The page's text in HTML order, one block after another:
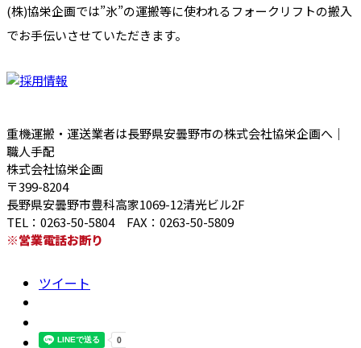
(株)協栄企画では”氷”の運搬等に使われるフォークリフトの搬入
でお手伝いさせていただきます。
重機運搬・運送業者は長野県安曇野市の株式会社協栄企画へ｜
職人手配
株式会社協栄企画
〒399-8204
長野県安曇野市豊科高家1069-12清光ビル2F
TEL：0263-50-5804 FAX：0263-50-5809
※営業電話お断り
ツイート